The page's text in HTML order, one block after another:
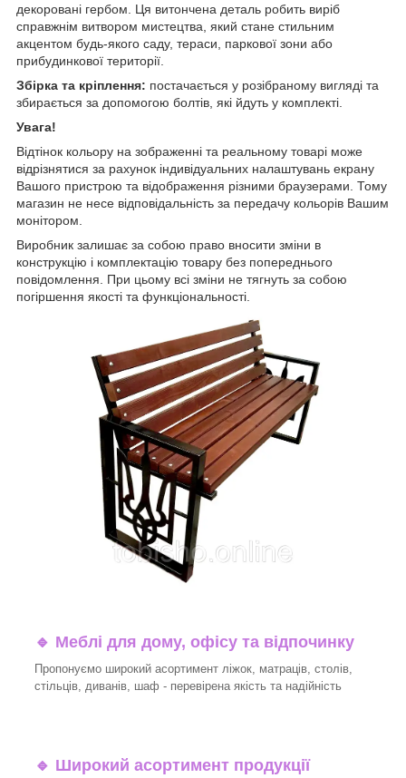
декоровані гербом. Ця витончена деталь робить виріб
справжнім витвором мистецтва, який стане стильним
акцентом будь-якого саду, тераси, паркової зони або
прибудинкової території.
Збірка та кріплення: постачається у розібраному вигляді та
збирається за допомогою болтів, які йдуть у комплекті.
Увага!
Відтінок кольору на зображенні та реальному товарі може
відрізнятися за рахунок індивідуальних налаштувань екрану
Вашого пристрою та відображення різними браузерами. Тому
магазин не несе відповідальність за передачу кольорів Вашим
монітором.
Виробник залишає за собою право вносити зміни в
конструкцію і комплектацію товару без попереднього
повідомлення. При цьому всі зміни не тягнуть за собою
погіршення якості та функціональності.
🔹 Меблі для дому, офісу та відпочинку
Пропонуємо широкий асортимент ліжок, матраців, столів,
стільців, диванів, шаф - перевірена якість та надійність
🔹 Широкий асортимент продукції